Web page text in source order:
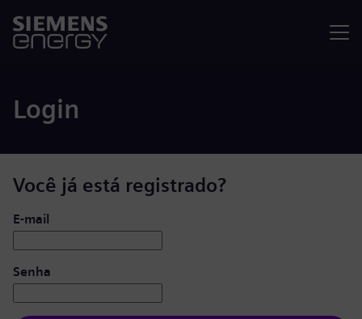
Login
Você já está registrado?
Login: usuário e senha
E-mail
Senha